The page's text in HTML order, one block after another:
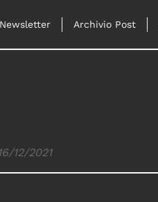
Archivio Post
12/2021